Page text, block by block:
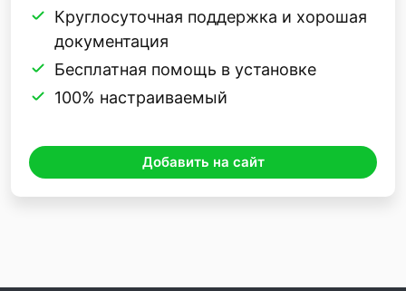
Круглосуточная поддержка и хорошая
документация
Бесплатная помощь в установке
100% настраиваемый
Добавить на сайт